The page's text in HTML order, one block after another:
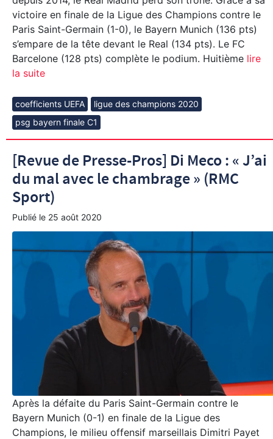
victoire en finale de la Ligue des Champions contre le
Paris Saint-Germain (1-0), le Bayern Munich (136 pts)
s’empare de la tête devant le Real (134 pts). Le FC
Barcelone (128 pts) complète le podium. Huitième lire
la suite
coefficients UEFA
ligue des champions 2020
psg bayern finale C1
[Revue de Presse-Pros] Di Meco : « J’ai
du mal avec le chambrage » (RMC
Sport)
Publié le 25 août 2020
Après la défaite du Paris Saint-Germain contre le
Bayern Munich (0-1) en finale de la Ligue des
Champions, le milieu offensif marseillais Dimitri Payet